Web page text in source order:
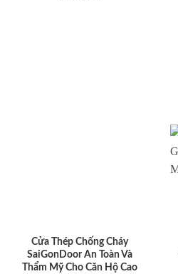
Cửa Thép Chống Cháy
SaiGonDoor An Toàn Và
Thẩm Mỹ Cho Căn Hộ Cao